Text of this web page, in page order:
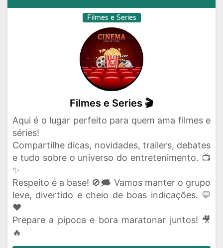
Filmes e Series
Filmes e Series 🎬
Aqui é o lugar perfeito para quem ama filmes e
séries!
Compartilhe dicas, novidades, trailers, debates
e tudo sobre o universo do entretenimento. 📺
✨
Respeito é a base! 🚫🗯️ Vamos manter o grupo
leve, divertido e cheio de boas indicações. 💬
❤️
Prepare a pipoca e bora maratonar juntos! 🎥
🔥